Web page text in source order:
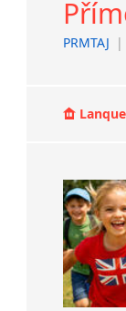
PRMTAJ |